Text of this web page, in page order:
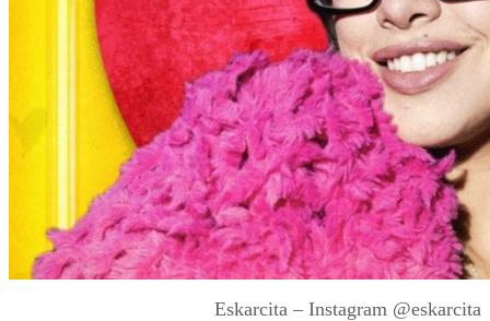
Eskarcita – Instagram @eskarcita